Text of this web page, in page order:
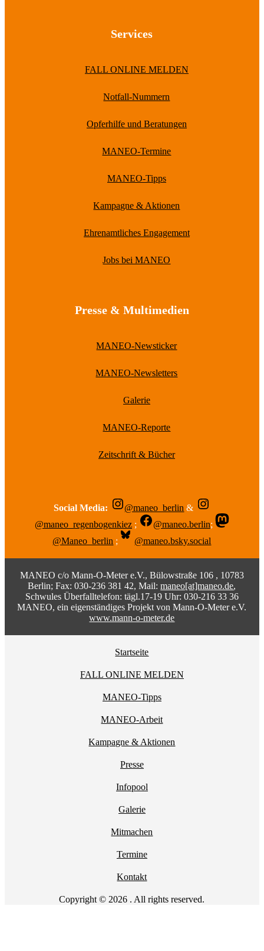
Services
FALL ONLINE MELDEN
Notfall-Nummern
Opferhilfe und Beratungen
MANEO-Termine
MANEO-Tipps
Kampagne & Aktionen
Ehrenamtliches Engagement
Jobs bei MANEO
Presse & Multimedien
MANEO-Newsticker
MANEO-Newsletters
Galerie
MANEO-Reporte
Zeitschrift & Bücher
Social Media: @maneo_berlin &
@maneo_regenbogenkiez ; @maneo.berlin;
@Maneo_berlin ; @maneo.bsky.social
MANEO c/o Mann-O-Meter e.V., Bülowstraße 106 , 10783
Berlin; Fax: 030-236 381 42, Mail:maneo[at]maneo.de,
Schwules Überfalltelefon: tägl.17-19 Uhr: 030-216 33 36
MANEO, ein eigenständiges Projekt von Mann-O-Meter e.V.
www.mann-o-meter.de
Startseite
FALL ONLINE MELDEN
MANEO-Tipps
MANEO-Arbeit
Kampagne & Aktionen
Presse
Infopool
Galerie
Mitmachen
Termine
Kontakt
Copyright © 2026 . All rights reserved.